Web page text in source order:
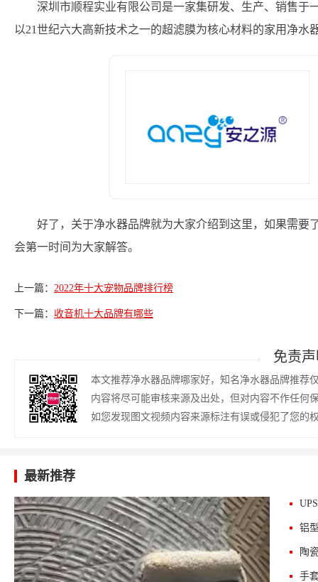
深圳市顺程实业有限公司是一家集研发、生产、销售于
以21世纪六大高新技术之一的超滤膜为核心材料的家用净水
好了，关于净水器品牌就为大家介绍到这里，如果需要
会第一时间为大家解答。
上一篇： 2022年十大宠物品牌排行榜
下一篇： 收音机十大品牌有哪些
免责
本文推荐净水器品牌哪家好，知名净水器品牌推荐
内容将尽可能审核来源及出处，但对内容不作任何
如您发现图文视频内容来源标注有误或侵犯了您的
最新推荐
铝
陶
手